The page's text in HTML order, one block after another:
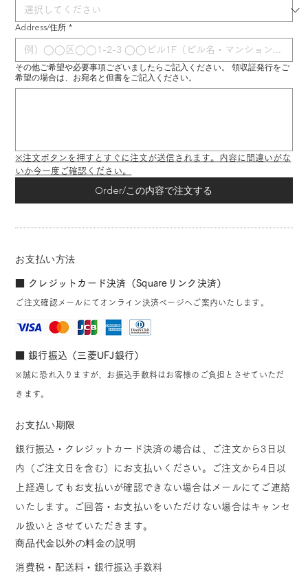
Address/住所 *
その他ご希望や必要事項ございましたらご記入ください。 領収証発行をご
希望の場合は、お宛名と但書をご記入ください。
※注文ボタンを押すとすぐに注文が送信されます。内容に間違いがな
いか今一度ご確認ください。
Order/この内容で注文する
お支払い方法
■ クレジットカード決済（Squareリンク決済）
ご注文確認メールにてオンライン決済ページへご案内いたします。
■ 銀行振込（三菱UFJ銀行）
※誠に恐れ入りますが、お振込手数料はお客様のご負担とさせていただ
きます。
お支払い期限
銀行振込・クレジットカード決済の場合は、ご注文から3日以
内（ご注文日を含む）にお支払いください。ご注文から4日以
上経過してもお支払いが確認できない場合はメールにてご連絡
いたします。ご回答・お支払いをいただけない場合はキャンセ
ル扱いとさせていただきます。
商品代金以外の料金の説明
消費税・配送料・銀行振込手数料